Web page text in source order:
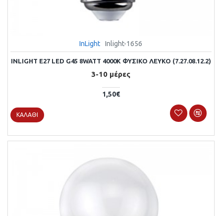
InLight Inlight-1656
INLIGHT E27 LED G45 8WATT 4000Κ ΦΥΣΙΚΌ ΛΕΥΚΌ (7.27.08.12.2)
3-10 μέρες
1,50€
ΚΑΛΆΘΙ